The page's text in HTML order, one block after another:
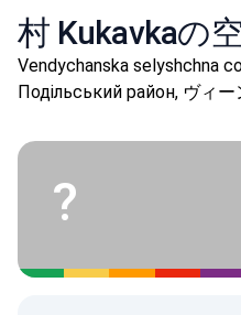
村 Kukavkaの
Vendychanska selyshchna
Подільський район, ヴィ
?